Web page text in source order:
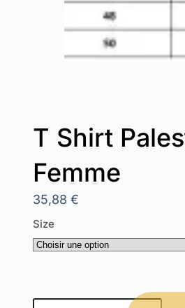
T Shirt
Femme
35,88 €
Size